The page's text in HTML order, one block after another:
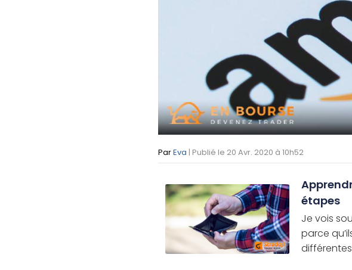
ParEva | Publié le 20 Avr. 2020 à 10h52
étapes
Je vois
parce